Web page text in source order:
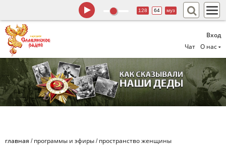
Вход
Чат
О нас
128 64 муз
главная / программы и эфиры / пространство женщины